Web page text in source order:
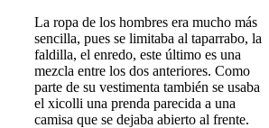
La ropa de los hombres era mucho más
sencilla, pues se limitaba al taparrabo, la
faldilla, el enredo, este último es una
mezcla entre los dos anteriores. Como
parte de su vestimenta también se usaba
el xicolli una prenda parecida a una
camisa que se dejaba abierto al frente.